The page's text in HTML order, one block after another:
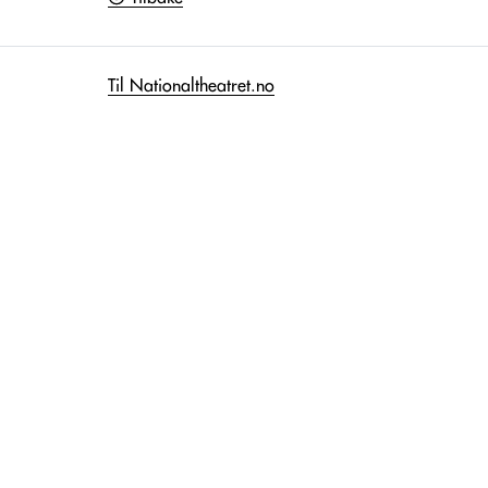
Til Nationaltheatret.no